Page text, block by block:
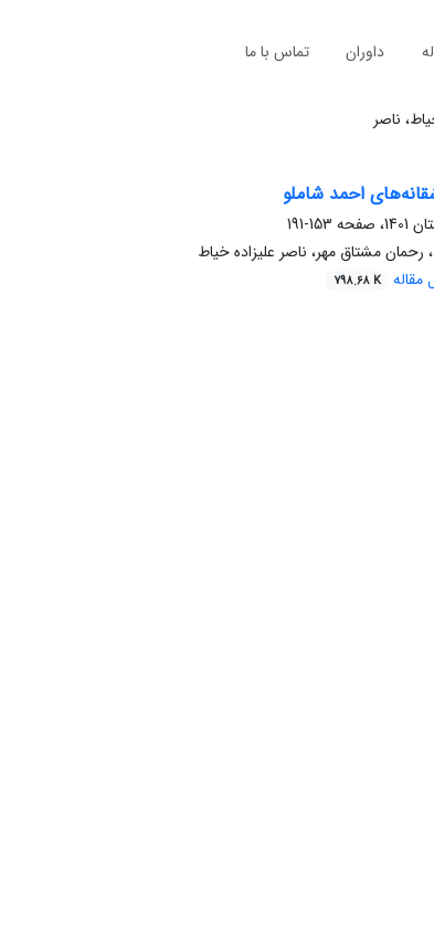
داوران تماس با ما
ناصر
احمد شاملو
153-191
مشتاق مهر، ناصر علیزاده خیاط
مقاله 798.68 K